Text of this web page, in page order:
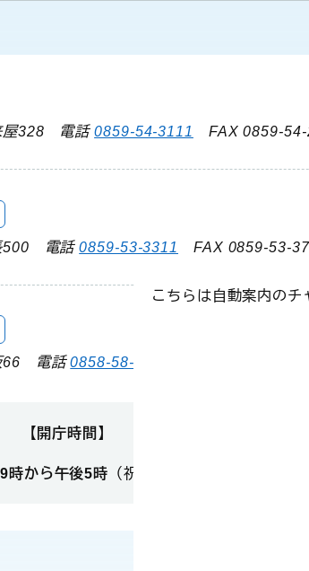
屋328 電話0859-54-3111 FAX 0859-54-
500 電話0859-53-3311 FAX 0859-53-
66 電話0858-58-6111
【開庁時間】
時から午後5時 （祝日・年末年始を除く）
こちらは自動案内のチ